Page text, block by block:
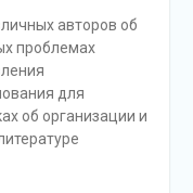
авторов об
проблемах
для
об организации и